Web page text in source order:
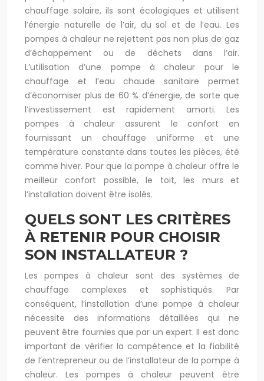
chauffage solaire, ils sont écologiques et utilisent
l’énergie naturelle de l’air, du sol et de l’eau. Les
pompes à chaleur ne rejettent pas non plus de gaz
d’échappement ou de déchets dans l’air.
L’utilisation d’une pompe à chaleur pour le
chauffage et l’eau chaude sanitaire permet
d’économiser plus de 60 % d’énergie, de sorte que
l’investissement est rapidement amorti. Les
pompes à chaleur assurent le confort en
fournissant un chauffage uniforme et une
température constante dans toutes les pièces, été
comme hiver. Pour que la pompe à chaleur offre le
meilleur confort possible, le toit, les murs et
l’installation doivent être isolés.
QUELS SONT LES CRITÈRES
À RETENIR POUR CHOISIR
SON INSTALLATEUR ?
Les pompes à chaleur sont des systèmes de
chauffage
complexes et sophistiqués. Par
conséquent, l’installation d’une pompe à chaleur
nécessite des informations détaillées qui ne
peuvent être fournies que par un expert. Il est donc
important de vérifier la compétence et la fiabilité
de l’entrepreneur ou de l’installateur de la pompe à
chaleur. Les pompes à chaleur peuvent être